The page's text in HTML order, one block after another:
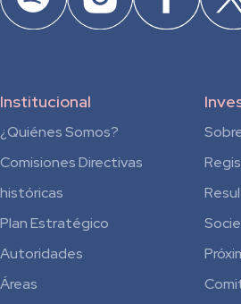
Institucional
¿Quiénes Somos?
Comisiones Directivas
históricas
Plan Estratégico
Autoridades
Áreas